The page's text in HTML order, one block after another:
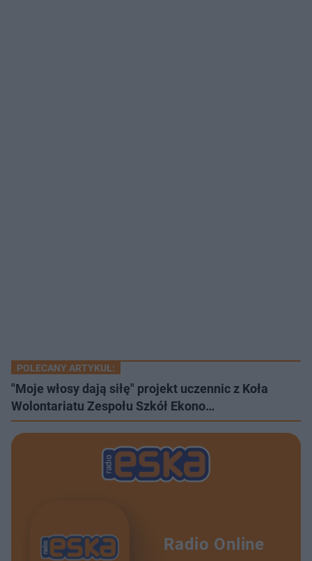
POLECANY ARTYKUŁ:
"Moje włosy dają siłę" projekt uczennic z Koła
Wolontariatu Zespołu Szkół Ekono…
Radio Online